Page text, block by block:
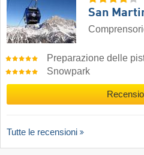
San
Preparazione delle
Snowpark
Tutte le recensioni